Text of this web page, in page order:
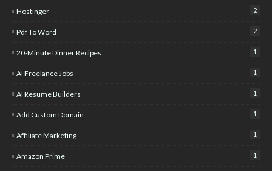
Hostinger 2
Pdf To Word 2
20-Minute Dinner Recipes 1
AI Freelance Jobs 1
AI Resume Builders 1
Add Custom Domain 1
Affiliate Marketing 1
Amazon Prime 1